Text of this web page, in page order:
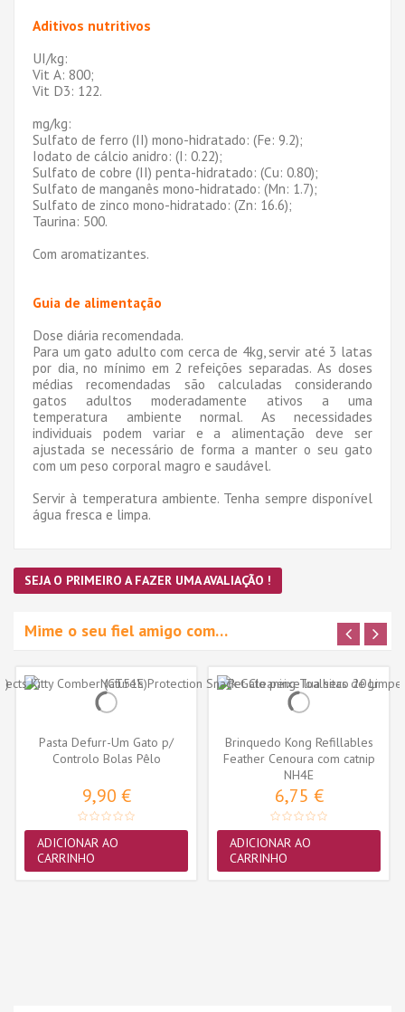
Aditivos nutritivos
UI/kg:
Vit A: 800;
Vit D3: 122.
mg/kg:
Sulfato de ferro (II) mono-hidratado: (Fe: 9.2);
Iodato de cálcio anidro: (I: 0.22);
Sulfato de cobre (II) penta-hidratado: (Cu: 0.80);
Sulfato de manganês mono-hidratado: (Mn: 1.7);
Sulfato de zinco mono-hidratado: (Zn: 16.6);
Taurina: 500.
Com aromatizantes.
Guia de alimentação
Dose diária recomendada.
Para um gato adulto com cerca de 4kg, servir até 3 latas
por dia, no mínimo em 2 refeições separadas. As doses
médias recomendadas são calculadas considerando
gatos adultos moderadamente ativos a uma
temperatura ambiente normal. As necessidades
individuais podem variar e a alimentação deve ser
ajustada se necessário de forma a manter o seu gato
com um peso corporal magro e saudável.
Servir à temperatura ambiente. Tenha sempre disponível
água fresca e limpa.
SEJA O PRIMEIRO A FAZER UMA AVALIAÇÃO !
Mime o seu fiel amigo com…
Pasta Defurr-Um Gato p/
Controlo Bolas Pêlo
9,90 €
ADICIONAR AO
CARRINHO
Brinquedo Kong Refillables
Feather Cenoura com catnip
(NH4E)
NH4E
6,75 €
ADICIONAR AO
CARRINHO